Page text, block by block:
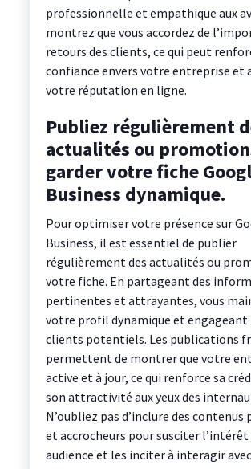
professionnelle et empathique aux
montrez que vous accordez de
retours des clients, ce qui peut
confiance envers votre entreprise et
votre réputation en ligne.
Publiez régulièrement
actualités ou
garder votre fiche
Business dynamique.
Pour optimiser votre présence sur
Business, il est essentiel de publier
régulièrement des actualités ou
votre fiche. En partageant des
pertinentes et attrayantes, vous
votre profil dynamique et engageant
clients potentiels. Les publications
permettent de montrer que votre
active et à jour, ce qui renforce sa
son attractivité aux yeux des
N’oubliez pas d’inclure des
et accrocheurs pour susciter l’intérêt
audience et les inciter à interagir